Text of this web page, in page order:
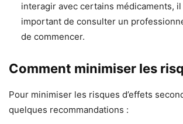
interagir avec certains médicaments,
important de consulter un
de commencer.
Comment minimiser les
Pour minimiser les risques d’effets
quelques recommandations :